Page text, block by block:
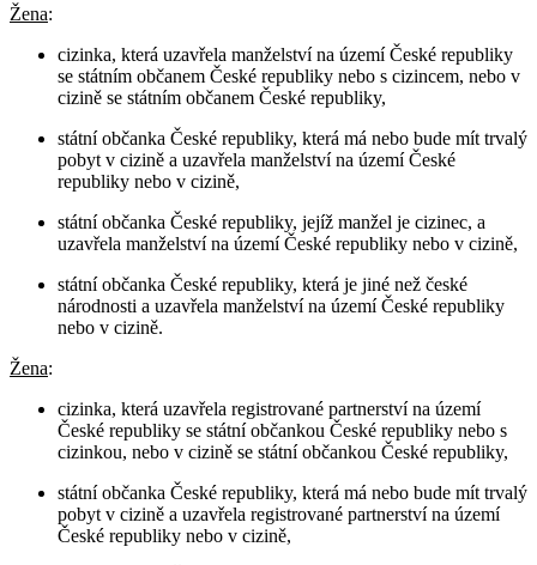
Žena:
cizinka, která uzavřela manželství na území České republiky
se státním občanem České republiky nebo s cizincem, nebo v
cizině se státním občanem České republiky,
státní občanka České republiky, která má nebo bude mít trvalý
pobyt v cizině a uzavřela manželství na území České
republiky nebo v cizině,
státní občanka České republiky, jejíž manžel je cizinec, a
uzavřela manželství na území České republiky nebo v cizině,
státní občanka České republiky, která je jiné než české
národnosti a uzavřela manželství na území České republiky
nebo v cizině.
Žena:
cizinka, která uzavřela registrované partnerství na území
České republiky se státní občankou České republiky nebo s
cizinkou, nebo v cizině se státní občankou České republiky,
státní občanka České republiky, která má nebo bude mít trvalý
pobyt v cizině a uzavřela registrované partnerství na území
České republiky nebo v cizině,